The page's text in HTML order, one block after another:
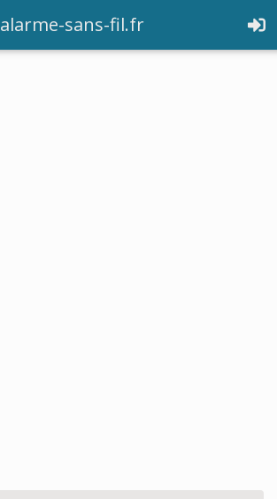
alarme-sans-fil.fr